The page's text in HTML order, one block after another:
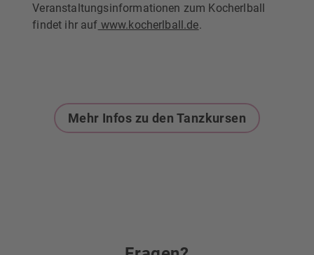
Veranstaltungsinformationen zum Kocherlball
findet ihr auf www.kocherlball.de.
Mehr Infos zu den Tanzkursen